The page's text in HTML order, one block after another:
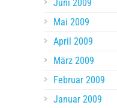
Juni 2009
Mai 2009
April 2009
März 2009
Februar 2009
Januar 2009